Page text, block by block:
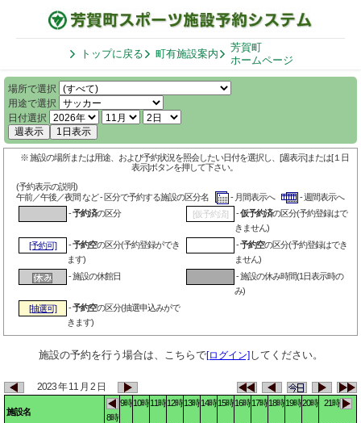
トップに戻る 町有施設案内
芳賀町
ホームページ
場所で選択
用途で選択
日付選択
週表示
1日表示
※ 施設の場所または用途、および予約状況を照会したい日付を選択し、[週表示]または[１日
表示]ボタンを押して下さい。
(予約表示の説明)
午前／午後／夜間 など - 区分で予約する施設の区分名
- 月間表示へ
- 週間表示へ
-予約済の区分 [仮予約済] -仮予約済の区分(予約登録はで
きません)
[予約可]
-予約空の区分(予約登録ができ
ます)
-予約空の区分(予約登録はでき
ません)
- 施設の休館日
- 施設の休み時間(1日表示時の
み)
[抽選可]
-予約空の区分(抽選申込みがで
きます)
施設の予約を行う場合は、こちらで[ログイン]してください。
2023 年 11 月 2 日
施設名
8時
9時10時11時12時13時14時15時16時17時18時19時20時 21時